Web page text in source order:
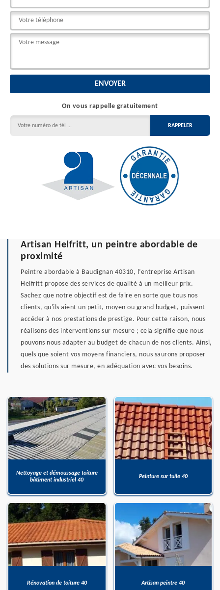
On vous rappelle gratuitement
Artisan Helfritt, un peintre abordable de
proximité
Peintre abordable à Baudignan 40310, l’entreprise Artisan
Helfritt propose des services de qualité à un meilleur prix.
Sachez que notre objectif est de faire en sorte que tous nos
clients, qu'ils aient un petit, moyen ou grand budget, puissent
accéder à nos prestations de prestige. Pour cette raison, nous
réalisons des interventions sur mesure ; cela signifie que nous
pouvons nous adapter au budget de chacun de nos clients. Ainsi,
quels que soient vos moyens financiers, nous saurons proposer
des solutions sur mesure, en adéquation avec vos besoins.
Nettoyage et démoussage toiture
bâtiment industriel 40
Peinture sur tuile 40
Rénovation de toiture 40 Artisan peintre 40